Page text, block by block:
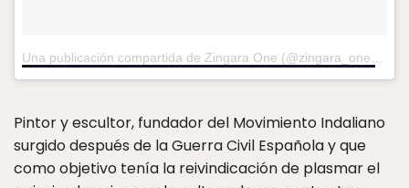
Una publicación compartida de Zingara One (@zingara_one)el
Pintor y escultor, fundador del Movimiento Indaliano
surgido después de la Guerra Civil Española y que
como objetivo tenía la reivindicación de plasmar el